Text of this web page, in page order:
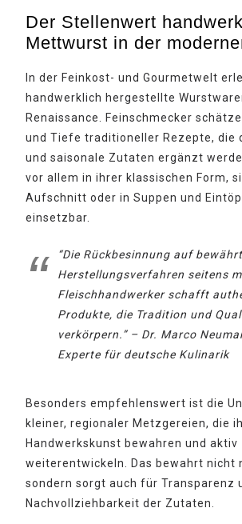
Der Stellenwert
Mettwurst in der
In der Feinkost- und Gourmetwelt
handwerklich hergestellte
Renaissance. Feinschmecker
und Tiefe traditioneller Rezepte, die
und saisonale Zutaten ergänzt
vor allem in ihrer klassischen Form,
Aufschnitt oder in Suppen und
einsetzbar.
“Die Rückbesinnung auf
Herstellungsverfahren seitens
Fleischhandwerker schafft
Produkte, die Tradition und
verkörpern.” – Dr. Marco
Experte für deutsche Kulinarik
Besonders empfehlenswert ist die
kleiner, regionaler Metzgereien, die
Handwerkskunst bewahren und aktiv
weiterentwickeln. Das bewahrt nicht
sondern sorgt auch für Transparenz
Nachvollziehbarkeit der Zutaten.